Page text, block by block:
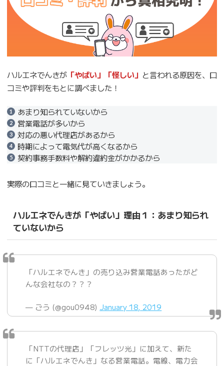
ハルエネでんきが「やばい」「怪しい」 と言われる原因を、口
コミや評判をもとに調べました！
あまり知られていないから
営業電話が多いから
対応の悪い代理店があるから
時期によって電気代が高くなるから
契約事務手数料や解約違約金がかかるから
実際の口コミと一緒に見ていきましょう。
ハルエネでんきが「やばい」理由１：あまり知られ
ていないから
「ハルエネでんき」の売り込み営業電話あったがど
んな会社なの？？？
— ごう (@gou0948) January 18, 2019
「NTTの代理店」「フレッツ光」に加えて、新た
に「ハルエネでんき」なる営業電話。電線、電力会